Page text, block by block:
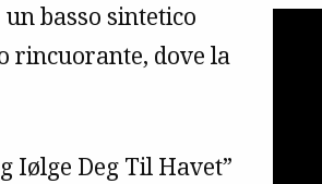
basso sintetico
rincuorante, dove la
Iølge Deg Til Havet”